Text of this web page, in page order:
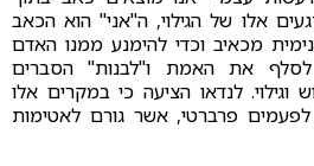
אלו של הגילוי, ה"אני" הוא הכאב
מכאיב וכדי להימנע ממנו האדם
את האמת ו"לבנות" הסברים
וגילוי. לנדאו הציעה כי במקרים אלו
פרברטי, אשר גורם לאטימות